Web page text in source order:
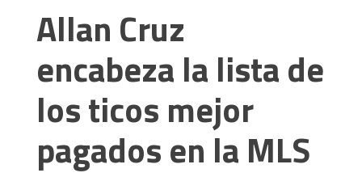
Allan Cruz
encabeza la lista de
los ticos mejor
pagados en la MLS